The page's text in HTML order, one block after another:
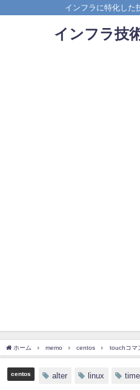
インフラに特化した
インフラ技
ホーム memo centos touchコマ
centos alter linux